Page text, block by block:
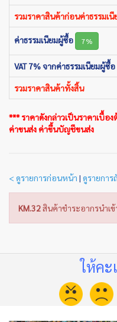
รวมราคาสินค้าก่อนค่าธรรมเ
ค่าธรรมเนียมผู้ซื้อ 7%
VAT 7% จากค่าธรรมเนียมผู้ซื้อ
รวมราคาสินค้าทั้งสิ้น
*** ราคาดังกล่าวเป็นราคาเบื้อ
ค่าขนส่ง ค่าขึ้นบัญชีขนส่ง
< ดูรายการก่อนหน้า | ดูรายการ
KM.32สินค้าชำระอากรนำเ
ให้ค